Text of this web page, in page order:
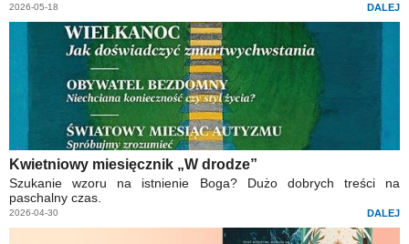
2026-05-18 DALEJ
Kwietniowy miesięcznik „W drodze”
Szukanie wzoru na istnienie Boga? Dużo dobrych treści na
paschalny czas.
2026-04-30 DALEJ